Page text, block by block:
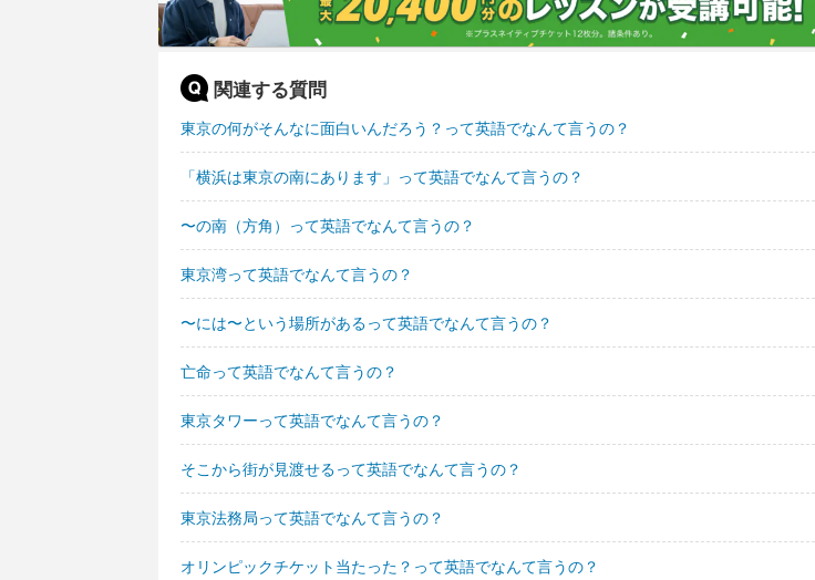
関連する質問
東京の何がそんなに面白いんだろう？って英語でなんて言うの？
「横浜は東京の南にあります」って英語でなんて言うの？
〜の南（方角）って英語でなんて言うの？
東京湾って英語でなんて言うの？
〜には〜という場所があるって英語でなんて言うの？
亡命って英語でなんて言うの？
東京タワーって英語でなんて言うの？
そこから街が見渡せるって英語でなんて言うの？
東京法務局って英語でなんて言うの？
オリンピックチケット当たった？って英語でなんて言うの？